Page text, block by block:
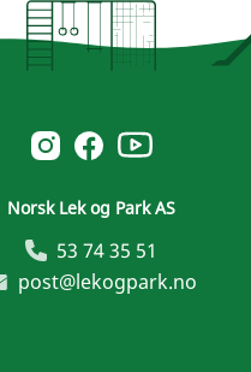
Norsk Leg & Park
Norsk Leg & Park
Norsk Leg &
Norsk Lek og Park AS
53 74 35 51
post@lekogpark.no